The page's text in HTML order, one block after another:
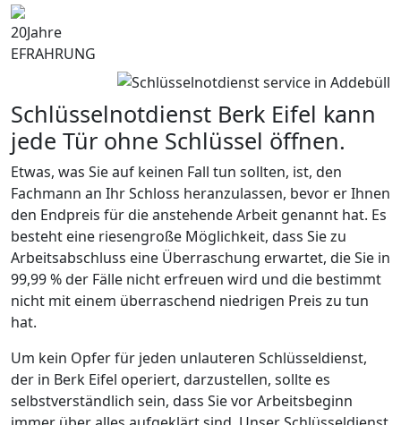
20Jahre
EFRAHRUNG
Schlüsselnotdienst Berk Eifel kann
jede Tür ohne Schlüssel öffnen.
Etwas, was Sie auf keinen Fall tun sollten, ist, den
Fachmann an Ihr Schloss heranzulassen, bevor er Ihnen
den Endpreis für die anstehende Arbeit genannt hat. Es
besteht eine riesengroße Möglichkeit, dass Sie zu
Arbeitsabschluss eine Überraschung erwartet, die Sie in
99,99 % der Fälle nicht erfreuen wird und die bestimmt
nicht mit einem überraschend niedrigen Preis zu tun
hat.
Um kein Opfer für jeden unlauteren Schlüsseldienst,
der in Berk Eifel operiert, darzustellen, sollte es
selbstverständlich sein, dass Sie vor Arbeitsbeginn